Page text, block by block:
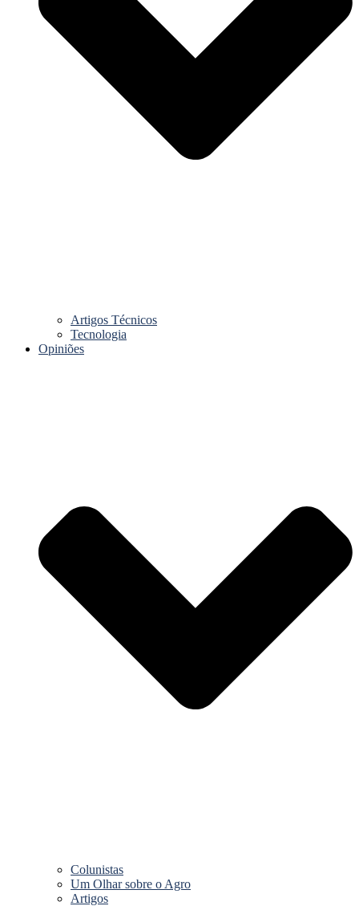
Artigos Técnicos
Tecnologia
Opiniões
Colunistas
Um Olhar sobre o Agro
Artigos